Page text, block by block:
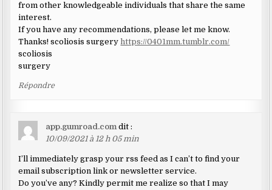
from other knowledgeable individuals that share the same
interest.
If you have any recommendations, please let me know.
Thanks! scoliosis surgeryhttps://0401mm.tumblr.com/
scoliosis
surgery
Répondre
app.gumroad.com dit :
10/09/2021 à 12 h 05 min
I’ll immediately grasp your rss feed as I can’t to find your
email subscription link or newsletter service.
Do you’ve any? Kindly permit me realize so that I may